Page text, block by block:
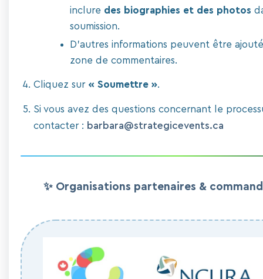
inclure des biographies et des photos
soumission.
D'autres informations peuvent être
zone de commentaires.
Cliquez sur « Soumettre ».
Si vous avez des questions concernant le
contacter : barbara@strategicevents.ca
✨ Organisations partenaires &